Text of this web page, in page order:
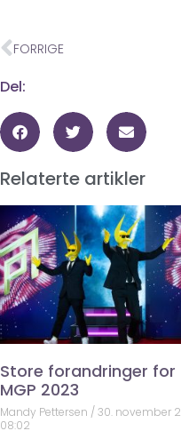
FORRIGE
Del:
Relaterte artikler
Store forandringer for
MGP 2023
Mandy Pettersen
30. november
08:02